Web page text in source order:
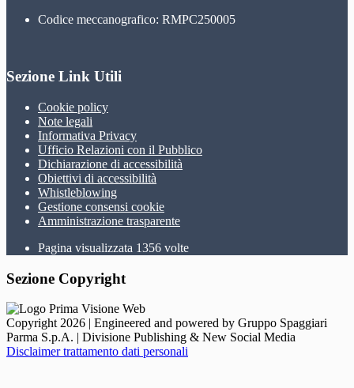
Codice meccanografico: RMPC250005
Sezione Link Utili
Cookie policy
Note legali
Informativa Privacy
Ufficio Relazioni con il Pubblico
Dichiarazione di accessibilità
Obiettivi di accessibilità
Whistleblowing
Gestione consensi cookie
Amministrazione trasparente
Pagina visualizzata 1356 volte
Sezione Copyright
Copyright 2026 | Engineered and powered by Gruppo Spaggiari
Parma S.p.A. | Divisione Publishing & New Social Media
Disclaimer trattamento dati personali